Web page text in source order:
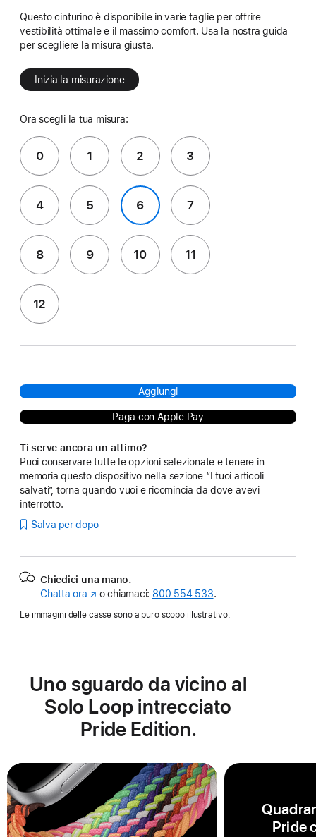
Questo cinturino è disponibile in varie taglie per offrire
vestibilità ottimale e il massimo comfort. Usa la nostra guida
per scegliere la misura giusta.
Inizia la misurazione
Ora scegli la tua misura:
0 1 2 3
4 5 6 7
8 9 10 11
12
Aggiungi
Paga con Apple Pay
Ti serve ancora un attimo?
Puoi conservare tutte le opzioni selezionate e tenere in
memoria questo dispositivo nella sezione “I tuoi articoli
salvati”, torna quando vuoi e ricomincia da dove avevi
interrotto.
Salva per dopo
Chiedici una mano.
Chatta ora (Si o chiamaci: 800 554 533.
Le immagini delle casse sono a puro scopo illustrativo.
Uno sguardo da vicino al
Solo Loop intrecciato
Pride Edition.
Pride